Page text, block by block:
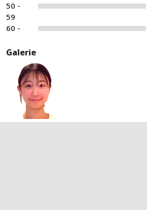
50 -
59
60 -
Galerie